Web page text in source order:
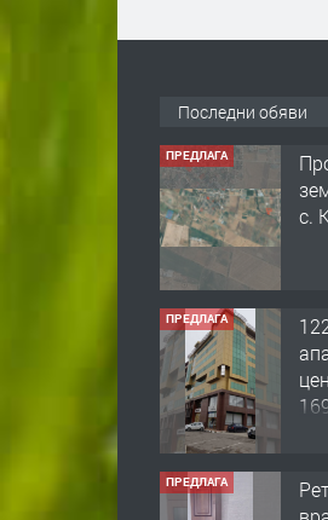
Последни обяви
ПРЕДЛАГА
ПРЕДЛАГА
ПРЕДЛАГА